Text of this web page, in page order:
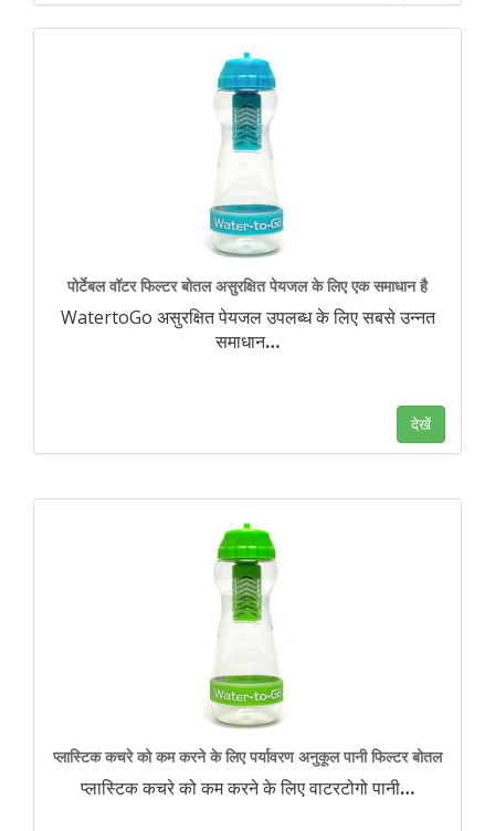
पोर्टेबल वॉटर फिल्टर बोतल असुरक्षित पेयजल के लिए एक समाधान है
WatertoGo असुरक्षित पेयजल उपलब्ध के लिए सबसे उन्नत
समाधान…
देखें
प्लास्टिक कचरे को कम करने के लिए पर्यावरण अनुकूल पानी फिल्टर बोतल
प्लास्टिक कचरे को कम करने के लिए वाटरटोगो पानी…